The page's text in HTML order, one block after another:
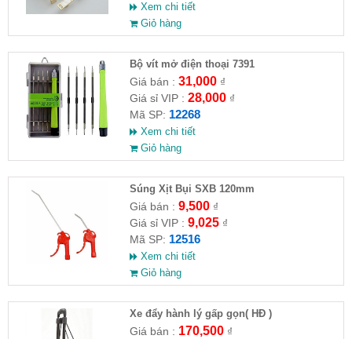
Xem chi tiết
Giỏ hàng
Bộ vít mở điện thoại 7391
Giá bán : 31,000₫
Giá sỉ VIP : 28,000₫
Mã SP: 12268
Xem chi tiết
Giỏ hàng
Súng Xịt Bụi SXB 120mm
Giá bán : 9,500₫
Giá sỉ VIP : 9,025₫
Mã SP: 12516
Xem chi tiết
Giỏ hàng
Xe đẩy hành lý gấp gọn( HĐ )
Giá bán : 170,500₫